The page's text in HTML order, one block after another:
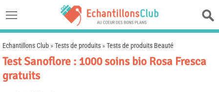
Echantillons Club »Tests de produits »Tests de produits Beauté
Test Sanoflore : 1000 soins bio Rosa Fresca
gratuits